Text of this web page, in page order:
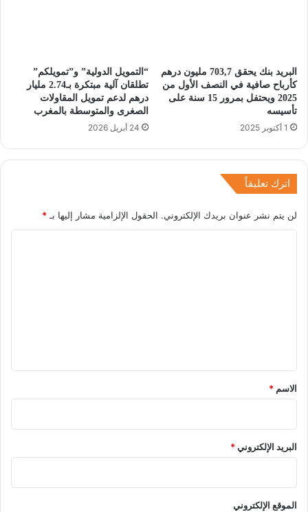
البريد بنك يحقق 703,7 مليون درهم
كأرباح صافية في النصف الأول من
2025 ويحتفل بمرور 15 سنة على
تأسيسه
1 أكتوبر 2025
“التمويل الدولية” و”تمويلكم”
تطلقان آلية مبتكرة بـ2.74 مليار
درهم لدعم تمويل المقاولات
الصغرى والمتوسطة بالمغرب
24 أبريل 2026
اترك تعليقاً
لن يتم نشر عنوان بريدك الإلكتروني. الحقول الإلزامية مشار إليها بـ*
*
الاسم *
البريد الإلكتروني*
الموقع الإلكتروني